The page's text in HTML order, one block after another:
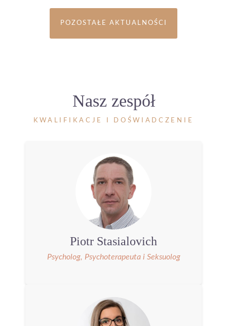
POZOSTAŁE AKTUALNOŚCI
Nasz zespół
KWALIFIKACJE I DOŚWIADCZENIE
Piotr Stasialovich
Psycholog, Psychoterapeuta i Seksuolog